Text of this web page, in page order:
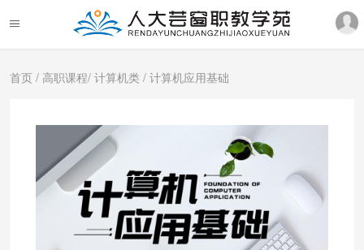
首页 / 高职课程/ 计算机类 / 计算机应用基础